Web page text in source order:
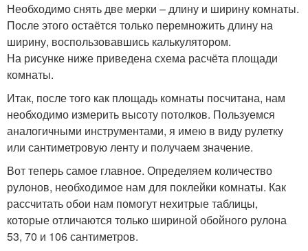
Необходимо снять две мерки – длину и ширину комнаты.
После этого остаётся только перемножить длину на
ширину, воспользовавшись калькулятором.
На рисунке ниже приведена схема расчёта площади
комнаты.
Итак, после того как площадь комнаты посчитана, нам
необходимо измерить высоту потолков. Пользуемся
аналогичными инструментами, я имею в виду рулетку
или сантиметровую ленту и получаем значение.
Вот теперь самое главное. Определяем количество
рулонов, необходимое нам для поклейки комнаты. Как
рассчитать обои нам помогут нехитрые таблицы,
которые отличаются только шириной обойного рулона
53, 70 и 106 сантиметров.